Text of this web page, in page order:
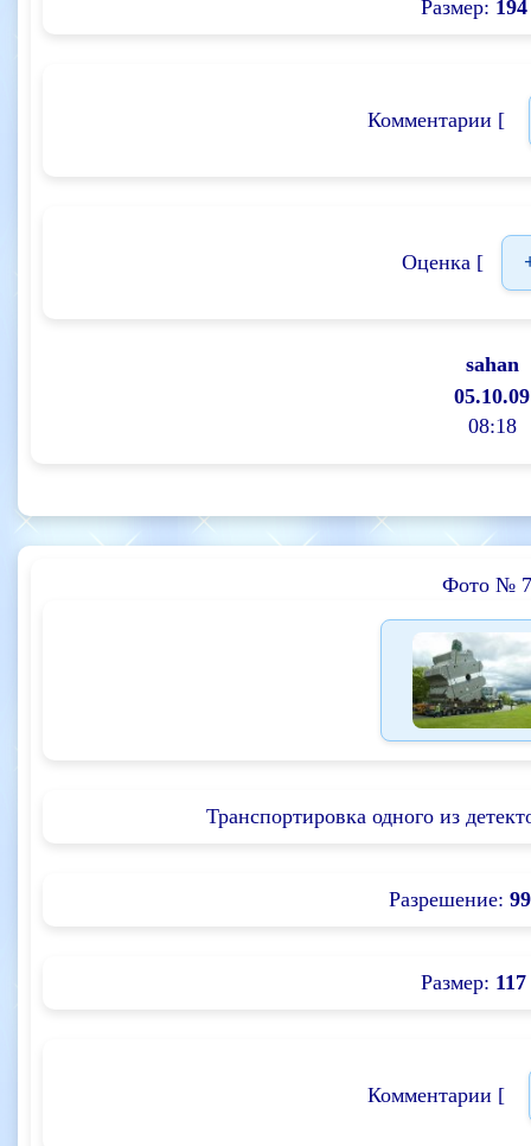
Размер: 194
Комментарии [
Оценка [
sahan
05.10.09
08:18
Фото №
Транспортировка одного из
Разрешение:
Размер: 117
Комментарии [